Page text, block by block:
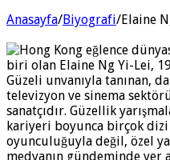
Anasayfa/Biyografi/Elaine